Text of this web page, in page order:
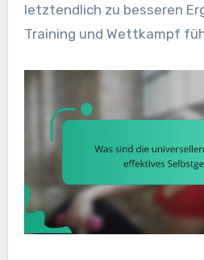
letztendlich zu besseren
Training und Wettkampf